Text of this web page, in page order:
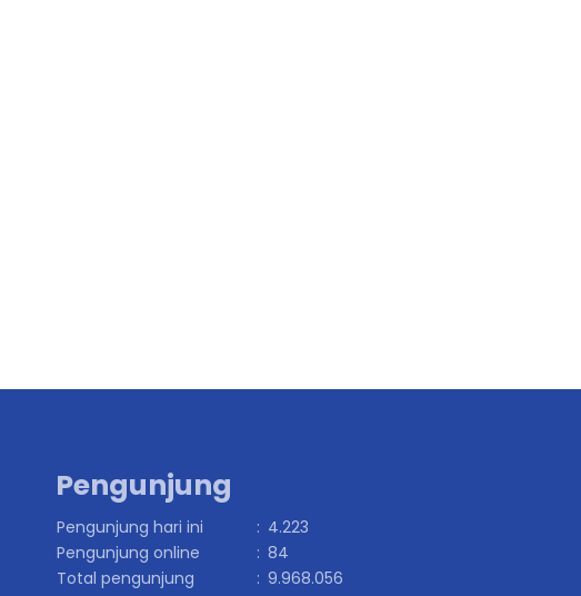
Pengunjung
Pengunjung hari ini : 4.223
Pengunjung online
: 84
Total pengunjung
: 9.968.056